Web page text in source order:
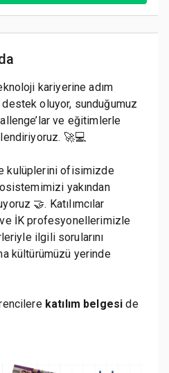
kariyerine adım
oluyor, sunduğumuz
ve eğitimlerle
🚀💻
kulüplerini ofisimizde
yakından
🤝. Katılımcılar
ve İK profesyonellerimizle
ilgili sorularını
kültürümüzü yerinde
katılım belgesi de